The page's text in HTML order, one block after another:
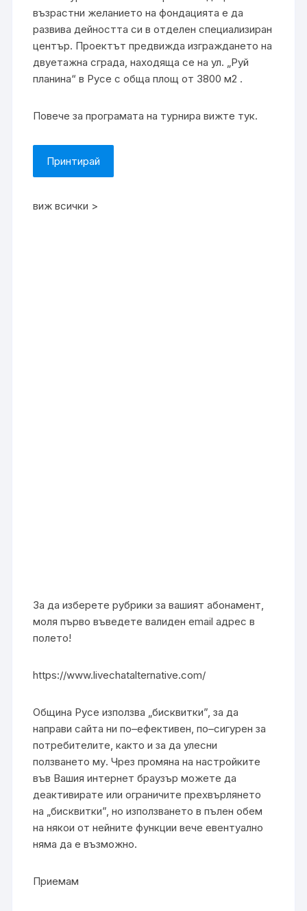
възрастни желанието на фондацията е да
развива дейността си в отделен специализиран
център. Проектът предвижда изграждането на
двуетажна сграда, находяща се на ул. „Руй
планина“ в Русе с обща площ от 3800 м2 .
Повече за програмата на турнира вижте тук.
Принтирай
виж всички >
За да изберете рубрики за вашият абонамент,
моля първо въведете валиден email адрес в
полето!
https://www.livechatalternative.com/
Община Русе използва „бисквитки”, за да
направи сайта ни по–ефективен, по–сигурен за
потребителите, както и за да улесни
ползването му. Чрез промяна на настройките
във Вашия интернет браузър можете да
деактивирате или ограничите прехвърлянето
на „бисквитки”, но използването в пълен обем
на някои от нейните функции вече евентуално
няма да е възможно.
Приемам